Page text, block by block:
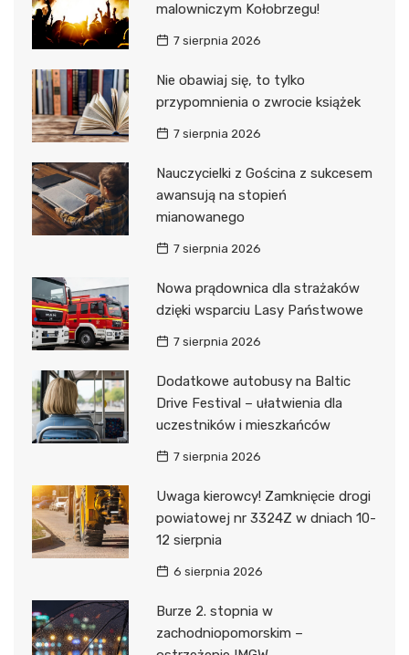
malowniczym Kołobrzegu!
7 sierpnia 2026
Nie obawiaj się, to tylko
przypomnienia o zwrocie książek
7 sierpnia 2026
Nauczycielki z Gościna z sukcesem
awansują na stopień
mianowanego
7 sierpnia 2026
Nowa prądownica dla strażaków
dzięki wsparciu Lasy Państwowe
7 sierpnia 2026
Dodatkowe autobusy na Baltic
Drive Festival – ułatwienia dla
uczestników i mieszkańców
7 sierpnia 2026
Uwaga kierowcy! Zamknięcie drogi
powiatowej nr 3324Z w dniach 10-
12 sierpnia
6 sierpnia 2026
Burze 2. stopnia w
zachodniopomorskim –